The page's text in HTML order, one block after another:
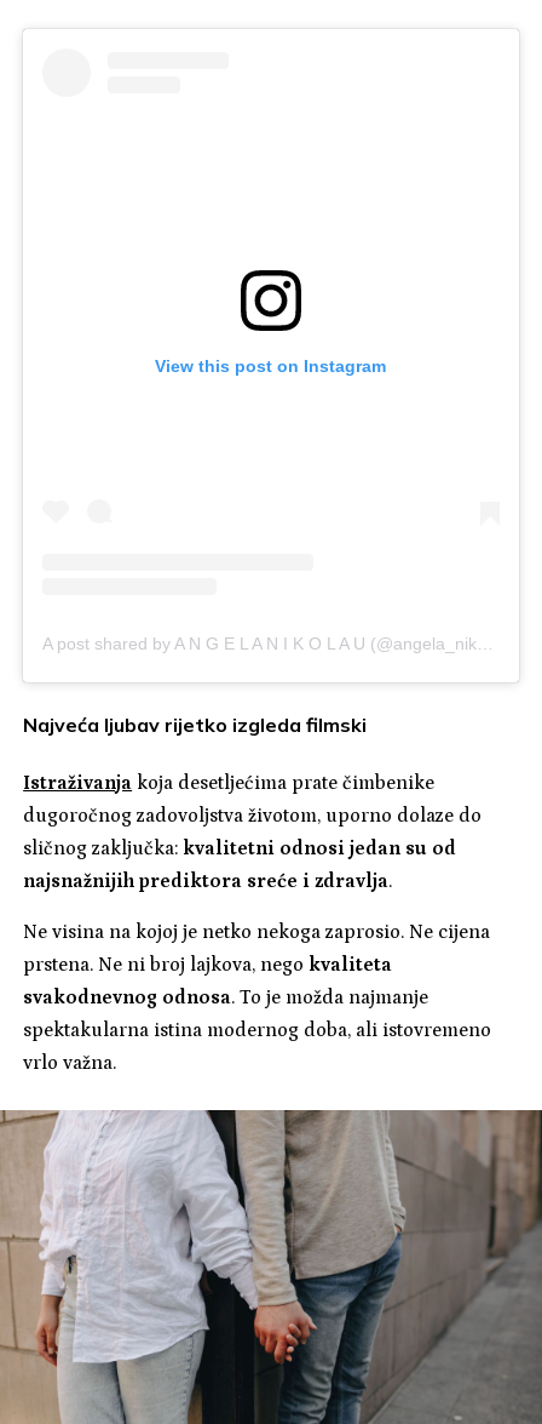
View this post on Instagram
Najveća ljubav rijetko izgleda filmski
Istraživanja koja desetljećima prate čimbenike
dugoročnog zadovoljstva životom, uporno dolaze do
sličnog zaključka: kvalitetni odnosi jedan su od
najsnažnijih prediktora sreće i zdravlja.
Ne visina na kojoj je netko nekoga zaprosio. Ne cijena
prstena. Ne ni broj lajkova, nego kvaliteta
svakodnevnog odnosa. To je možda najmanje
spektakularna istina modernog doba, ali istovremeno
vrlo važna.